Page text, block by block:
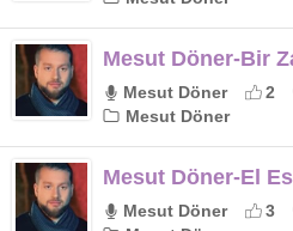
Mesut Döner-Bir
Mesut Döner 2
Mesut Döner
Mesut Döner-El
Mesut Döner 3